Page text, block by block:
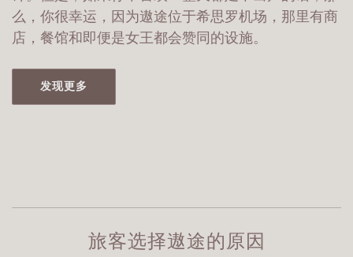
么，你很幸运，因为遨途位于希思罗机场，那里有商
店，餐馆和即便是女王都会赞同的设施。
发现更多
旅客选择遨途的原因